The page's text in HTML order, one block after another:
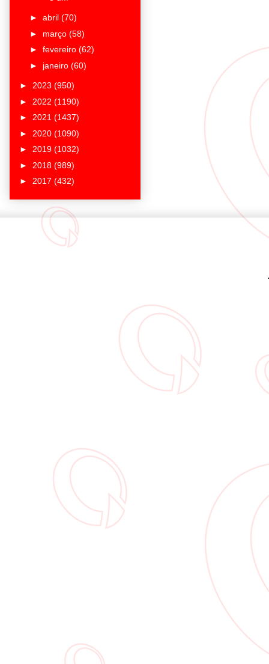
► abril (70)
► março (58)
► fevereiro (62)
► janeiro (60)
► 2023 (950)
► 2022 (1190)
► 2021 (1437)
► 2020 (1090)
► 2019 (1032)
► 2018 (989)
► 2017 (432)